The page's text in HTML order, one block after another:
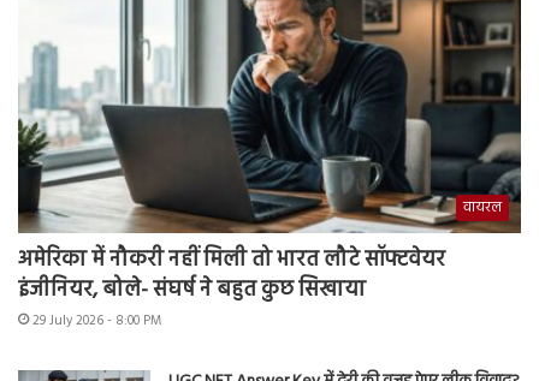
वायरल
अमेरिका में नौकरी नहीं मिली तो भारत लौटे सॉफ्टवेयर
इंजीनियर, बोले- संघर्ष ने बहुत कुछ सिखाया
29 July 2026 - 8:00 PM